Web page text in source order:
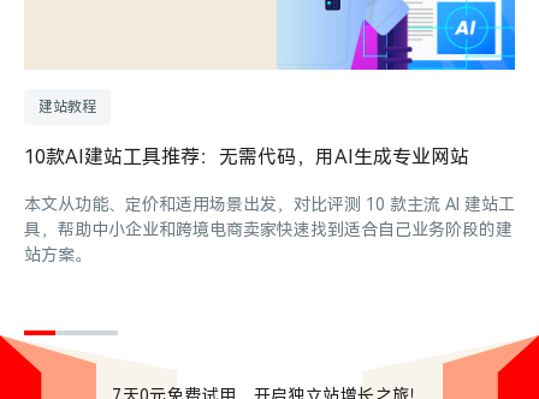
建站教程
10款AI建站工具推荐：无需代码，用AI生成专业网站
本文从功能、定价和适用场景出发，对比评测 10 款主流 AI 建站工
具，帮助中小企业和跨境电商卖家快速找到适合自己业务阶段的建
站方案。